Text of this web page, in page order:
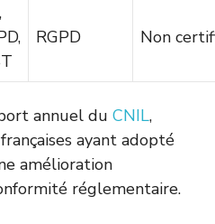
RGPD Non
annuel du CNIL,
ayant adopté
amélioration
réglementaire.